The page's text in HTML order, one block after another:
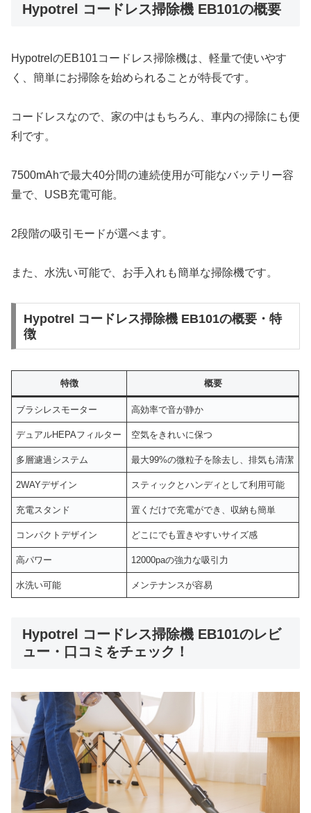
Hypotrel コードレス掃除機 EB101の概要
HypotrelのEB101コードレス掃除機は、軽量で使いやす
く、簡単にお掃除を始められることが特長です。
コードレスなので、家の中はもちろん、車内の掃除にも便
利です。
7500mAhで最大40分間の連続使用が可能なバッテリー容
量で、USB充電可能。
2段階の吸引モードが選べます。
また、水洗い可能で、お手入れも簡単な掃除機です。
Hypotrel コードレス掃除機 EB101の概要・特
徴
特徴 概要
ブラシレスモーター 高効率で音が静か
デュアルHEPAフィルター 空気をきれいに保つ
多層濾過システム 最大99%の微粒子を除去し、排気も清潔
2WAYデザイン スティックとハンディとして利用可能
充電スタンド 置くだけで充電ができ、収納も簡単
コンパクトデザイン どこにでも置きやすいサイズ感
高パワー 12000paの強力な吸引力
水洗い可能 メンテナンスが容易
Hypotrel コードレス掃除機 EB101のレビ
ュー・口コミをチェック！